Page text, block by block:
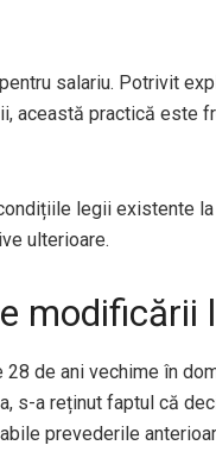
salariu. Potrivit
această practică este
legii existente
ulterioare.
modificării
de ani vechime în
s-a reținut faptul că
prevederile